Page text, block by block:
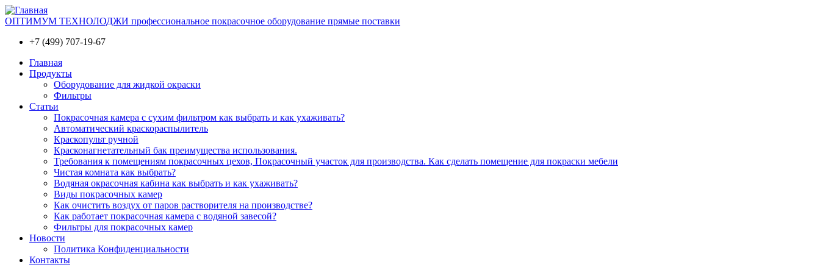
ОПТИМУМ ТЕХНОЛОДЖИ профессиональное покрасочное оборудование прямые поставки
+7 (499) 707-19-67
Главная
Продукты
Оборудование для жидкой окраски
Фильтры
Статьи
Покрасочная камера с сухим фильтром как выбрать и как ухаживать?
Автоматический краскораспылитель
Краскопульт ручной
Красконагнетательный бак преимущества использования.
Требования к помещениям покрасочных цехов, Покрасочный участок для производства. Как сделать помещение для покраски мебели
Чистая комната как выбрать?
Водяная окрасочная кабина как выбрать и как ухаживать?
Виды покрасочных камер
Как очистить воздух от паров растворителя на производстве?
Как работает покрасочная камера с водяной завесой?
Фильтры для покрасочных камер
Новости
Политика Конфиденциальности
Контакты